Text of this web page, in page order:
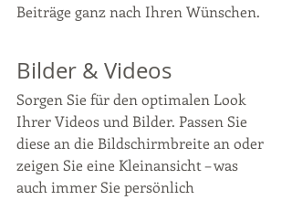
Beiträge ganz nach Ihren Wünschen.
Bilder & Videos
Sorgen Sie für den optimalen Look
Ihrer Videos und Bilder. Passen Sie
diese an die Bildschirmbreite an oder
zeigen Sie eine Kleinansicht – was
auch immer Sie persönlich